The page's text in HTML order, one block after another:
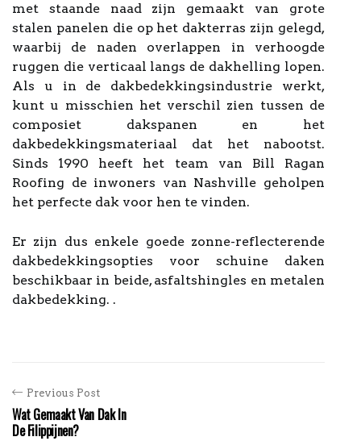
met staande naad zijn gemaakt van grote
stalen panelen die op het dakterras zijn gelegd,
waarbij de naden overlappen in verhoogde
ruggen die verticaal langs de dakhelling lopen.
Als u in de dakbedekkingsindustrie werkt,
kunt u misschien het verschil zien tussen de
composiet dakspanen en het
dakbedekkingsmateriaal dat het nabootst.
Sinds 1990 heeft het team van Bill Ragan
Roofing de inwoners van Nashville geholpen
het perfecte dak voor hen te vinden.
Er zijn dus enkele goede zonne-reflecterende
dakbedekkingsopties voor schuine daken
beschikbaar in beide, asfaltshingles en metalen
dakbedekking. .
Previous Post
Wat Gemaakt Van Dak In
De Filippijnen?